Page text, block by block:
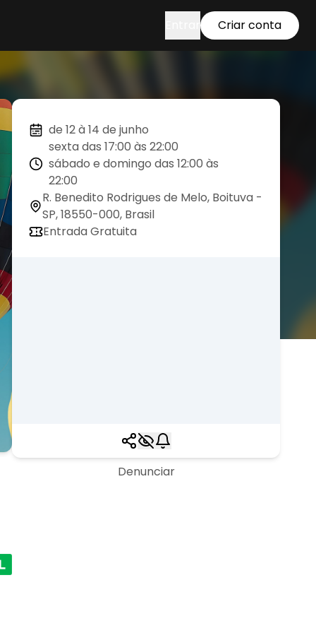
Criar conta
de 12 à 14 de junho
sexta das 17:00 às 22:00
sábado e domingo das 12:00 às
22:00
R. Benedito Rodrigues de Melo, Boituva -
SP, 18550-000, Brasil
Entrada Gratuita
Denunciar